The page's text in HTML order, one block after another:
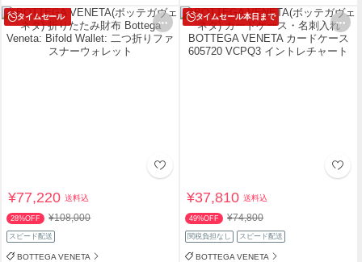
タイムセール
¥77,220送料込
28%OFF ¥108,000
スピード配送
BOTTEGA VENETA
タイムセール本日まで
¥37,810送料込
49%OFF ¥74,800
関税負担なし スピード配送
BOTTEGA VENETA